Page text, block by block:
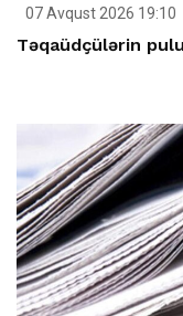
07 Avqust 2026 19:10
Təqaüdçülərin